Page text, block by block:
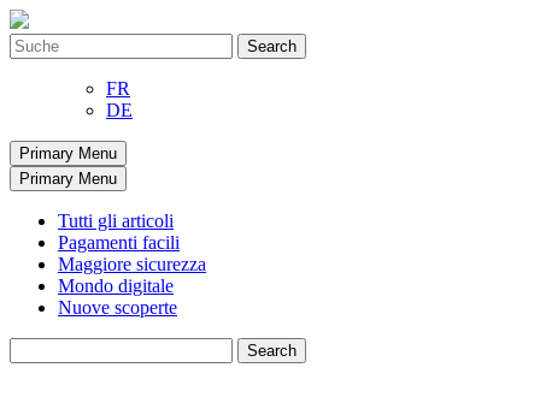
Skip
to
content
Search
for:
FR
DE
Primary Menu
Primary Menu
Tutti gli articoli
Pagamenti facili
Maggiore sicurezza
Mondo digitale
Nuove scoperte
for: